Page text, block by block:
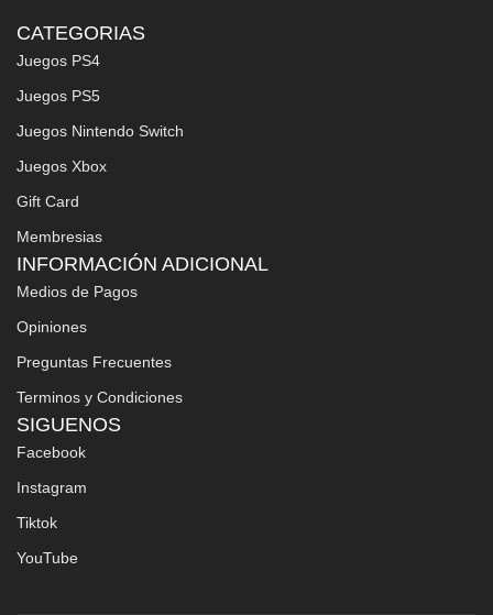
CATEGORIAS
Juegos PS4
Juegos PS5
Juegos Nintendo Switch
Juegos Xbox
Gift Card
Membresias
INFORMACIÓN ADICIONAL
Medios de Pagos
Opiniones
Preguntas Frecuentes
Terminos y Condiciones
SIGUENOS
Facebook
Instagram
Tiktok
YouTube